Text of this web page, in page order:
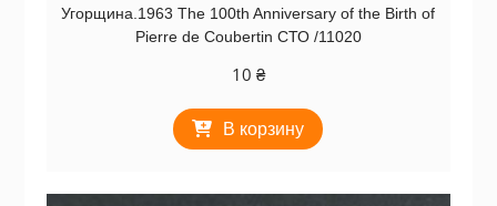
Угорщина.1963 The 100th Anniversary of the Birth of
Pierre de Coubertin СТО /11020
10 ₴
В корзину